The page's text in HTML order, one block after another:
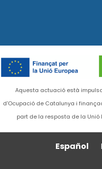
Aquesta actuació està
d'Ocupació de Catalunya i
part de la resposta de la Unió
Español